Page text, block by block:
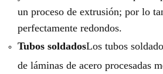
un proceso de extrusión; por lo
perfectamente redondos.
Tubos soldadosLos tubos
de láminas de acero procesadas